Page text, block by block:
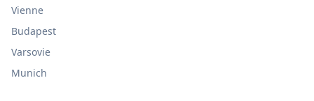
Vienne
Budapest
Varsovie
Munich